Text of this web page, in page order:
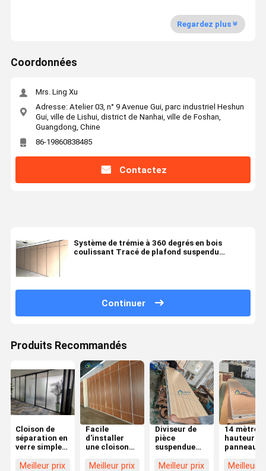
Regardez plus
Coordonnées
Mrs. Ling Xu
Adresse: Atelier 03, n° 9 Avenue Gui, parc industriel Heshun
Gui, ville de Lishui, district de Nanhai, ville de Foshan,
Guangdong, Chine
86-19860838485
Contactez
Système de trémie à 360 degrés en bois
coulissant Tracé de plafond suspendu
Continuer
Produits Recommandés
Cloison de
séparation en
verre simple
aluminium de
Meilleur prix
Facile
d'installer
une cloison
porte à poche
Meilleur prix
Diviseur de
pièce
suspendue
de bureau
Meilleur prix
14 mètres
hauteur
panneau
suspendue
Meilleur